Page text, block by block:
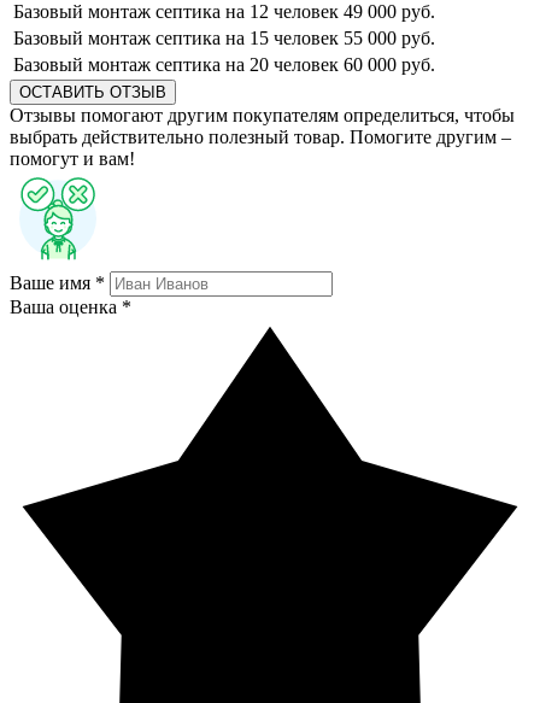
Базовый монтаж септика на 12 человек 49 000 руб.
Базовый монтаж септика на 15 человек 55 000 руб.
Базовый монтаж септика на 20 человек 60 000 руб.
ОСТАВИТЬ ОТЗЫВ
Отзывы помогают другим покупателям определиться, чтобы
выбрать действительно полезный товар. Помогите другим –
помогут и вам!
Ваше имя *
Ваша оценка *